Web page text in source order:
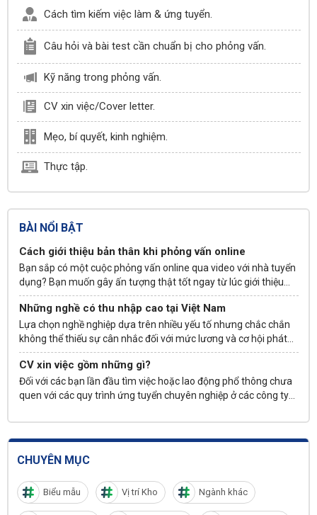
Cách tìm kiếm việc làm & ứng tuyển.
Câu hỏi và bài test cần chuẩn bị cho phỏng vấn.
Kỹ năng trong phỏng vấn.
CV xin việc/Cover letter.
Mẹo, bí quyết, kinh nghiệm.
Thực tập.
BÀI NỔI BẬT
Cách giới thiệu bản thân khi phỏng vấn online
Bạn sắp có một cuộc phỏng vấn online qua video với nhà tuyển
dụng? Bạn muốn gây ấn tượng thật tốt ngay từ lúcgiới thiệu
bản thânnhưng không rõ có cần điều chỉnh gì khi không trực
tiếp trao đổi với nhà tuyển dụng? Học cách giới thiệu bản thân
khi phỏng vấn online thật chuyên nghiệp sẽ là giải pháp tốt nhất
cho bạn.
Những nghề có thu nhập cao tại Việt Nam
Lựa chọn nghề nghiệp dựa trên nhiều yếu tố nhưng chắc chắn
không thể thiếu sự cân nhắc đối với mức lương và cơ hội phát
triển, thăng tiến. Vậy ở Việt Nam hiện nay có những công việc
nào giúp bạn kiếm được nhiều nhất? Hãy cùng tham khảo danh
sách những nghề có thu nhập cao tại Việt Nam để biết thêm chi
tiết và định hướng rõ ràng hơn cho sự nghiệp của mình nhé.
CV xin việc gồm những gì?
Đối với các bạn lần đầu tìm việc hoặc lao động phổ thông chưa
quen với các quy trình ứng tuyển chuyên nghiệp ở các công ty
lớn. Để biết cách viết CV cũng như chuẩn bị hồ sơ ứng tuyển,
trước hết bạn sẽ cần biết CV xin việc gồm những gì, các phần
chính cần tập trung là gì.
CHUYÊN MỤC
Biểu mẫu Vị trí Kho Ngành khác